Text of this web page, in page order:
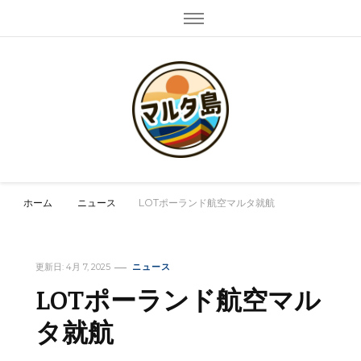
ホーム ニュース LOTポーランド航空マルタ就航
更新日: 4月 7, 2025 ニュース
LOTポーランド航空マル
タ就航